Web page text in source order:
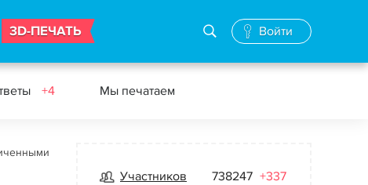
3D-ПЕЧАТЬ Войти
+4 Мы печатаем
Участников 738247 +337